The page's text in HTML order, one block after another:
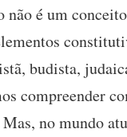
não é um
budista,
compreender
no mundo